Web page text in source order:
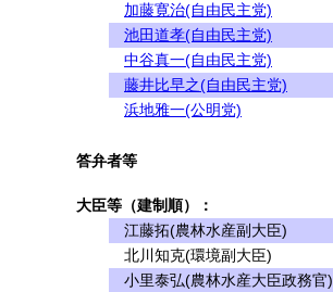
加藤寛治(自由民主党)
池田道孝(自由民主党)
中谷真一(自由民主党)
藤井比早之(自由民主党)
浜地雅一(公明党)
答弁者等
大臣等（建制順）：
江藤拓(農林水産副大臣)
北川知克(環境副大臣)
小里泰弘(農林水産大臣政務官)